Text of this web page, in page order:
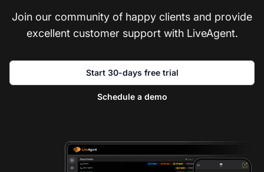
Join our community of happy clients and provide
excellent customer support with LiveAgent.
Start 30-days free trial
Schedule a demo